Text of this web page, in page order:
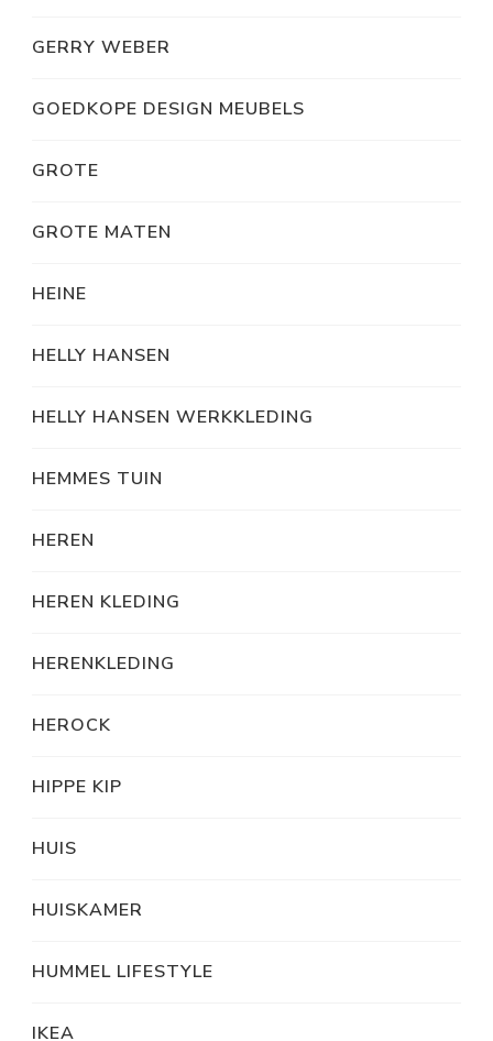
GERRY WEBER
GOEDKOPE DESIGN MEUBELS
GROTE
GROTE MATEN
HEINE
HELLY HANSEN
HELLY HANSEN WERKKLEDING
HEMMES TUIN
HEREN
HEREN KLEDING
HERENKLEDING
HEROCK
HIPPE KIP
HUIS
HUISKAMER
HUMMEL LIFESTYLE
IKEA